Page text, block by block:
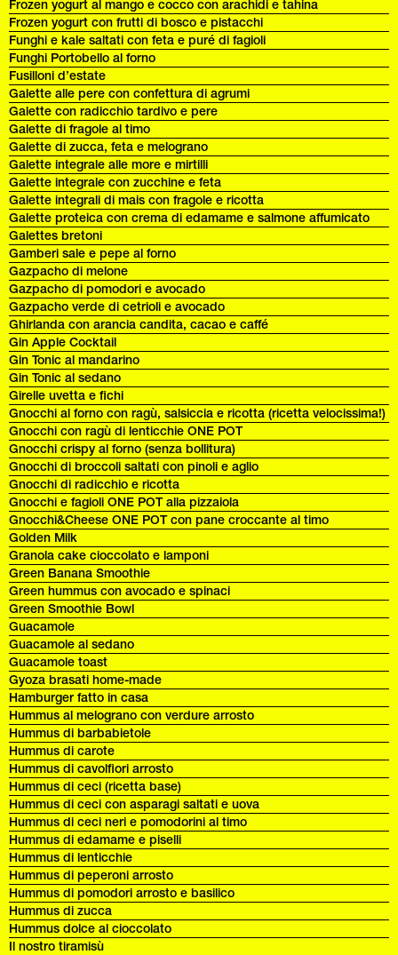
Frozen yogurt al mango e cocco con arachidi e tahina
Frozen yogurt con frutti di bosco e pistacchi
Funghi e kale saltati con feta e puré di fagioli
Funghi Portobello al forno
Fusilloni d’estate
Galette alle pere con confettura di agrumi
Galette con radicchio tardivo e pere
Galette di fragole al timo
Galette di zucca, feta e melograno
Galette integrale alle more e mirtilli
Galette integrale con zucchine e feta
Galette integrali di mais con fragole e ricotta
Galette proteica con crema di edamame e salmone affumicato
Galettes bretoni
Gamberi sale e pepe al forno
Gazpacho di melone
Gazpacho di pomodori e avocado
Gazpacho verde di cetrioli e avocado
Ghirlanda con arancia candita, cacao e caffé
Gin Apple Cocktail
Gin Tonic al mandarino
Gin Tonic al sedano
Girelle uvetta e fichi
Gnocchi al forno con ragù, salsiccia e ricotta (ricetta velocissima!)
Gnocchi con ragù di lenticchie ONE POT
Gnocchi crispy al forno (senza bollitura)
Gnocchi di broccoli saltati con pinoli e aglio
Gnocchi di radicchio e ricotta
Gnocchi e fagioli ONE POT alla pizzaiola
Gnocchi&Cheese ONE POT con pane croccante al timo
Golden Milk
Granola cake cioccolato e lamponi
Green Banana Smoothie
Green hummus con avocado e spinaci
Green Smoothie Bowl
Guacamole
Guacamole al sedano
Guacamole toast
Gyoza brasati home-made
Hamburger fatto in casa
Hummus al melograno con verdure arrosto
Hummus di barbabietole
Hummus di carote
Hummus di cavolfiori arrosto
Hummus di ceci (ricetta base)
Hummus di ceci con asparagi saltati e uova
Hummus di ceci neri e pomodorini al timo
Hummus di edamame e piselli
Hummus di lenticchie
Hummus di peperoni arrosto
Hummus di pomodori arrosto e basilico
Hummus di zucca
Hummus dolce al cioccolato
Il nostro tiramisù